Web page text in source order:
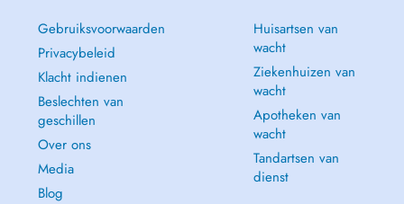
Gebruiksvoorwaarden
Privacybeleid
Klacht indienen
Beslechten van
geschillen
Over ons
Media
Blog
Huisartsen van
wacht
Ziekenhuizen van
wacht
Apotheken van
wacht
Tandartsen van
dienst